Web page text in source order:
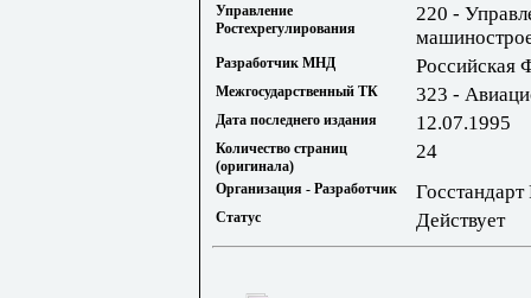
Управление
Ростехрегулирования
220 -
Разработчик МНД Российская
Межгосударственный ТК 323 -
Дата последнего издания 12.07.1995
Количество страниц
(оригинала)
24
Организация - Разработчик Госстандарт
Статус Действует